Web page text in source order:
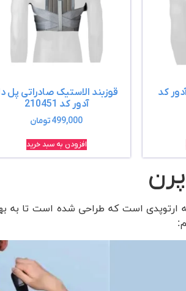
کد
قوزبند الاستیک صادراتی پل
آدور کد 210451
499,000تومان
افزودن به سبد خرید
ارتوپدی است که طراحی شده است تا به